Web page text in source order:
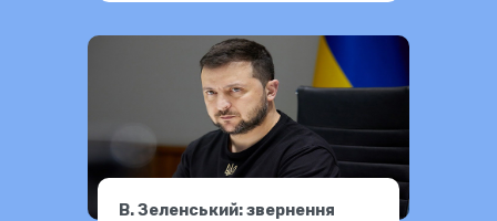
В. Зеленський: звернення